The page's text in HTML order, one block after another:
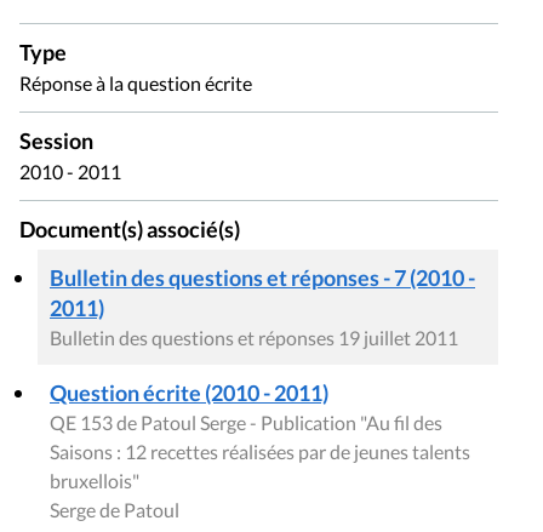
Type
Réponse à la question écrite
Session
2010 - 2011
Document(s) associé(s)
Bulletin des questions et réponses - 7 (2010 -
2011)
Bulletin des questions et réponses 19 juillet 2011
Question écrite (2010 - 2011)
QE 153 de Patoul Serge - Publication "Au fil des
Saisons : 12 recettes réalisées par de jeunes talents
bruxellois"
Serge de Patoul